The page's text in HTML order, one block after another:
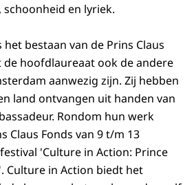
en lyriek.
bestaan van de Prins Claus
de hoofdlaureaat ook de andere
aanwezig zijn. Zij hebben
land ontvangen uit handen van
Rondom hun werk
Claus Fonds van 9 t/m 13
'Culture in Action: Prince
Culture in Action biedt het